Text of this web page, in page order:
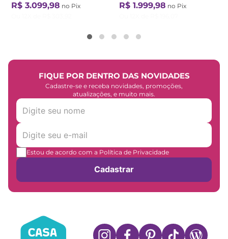
R$ 3.099,98 no Pix
R$ 1.999,98 no Pix
FIQUE POR DENTRO DAS NOVIDADES
Cadastre-se e receba novidades, promoções,
atualizações, e muito mais.
Estou de acordo com a Política de Privacidade
Cadastrar